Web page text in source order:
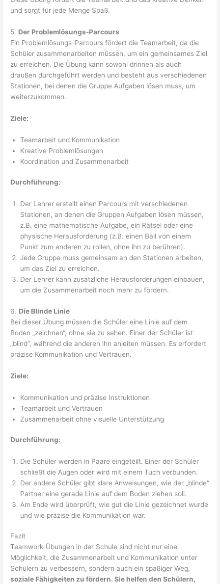
und sorgt für jede Menge Spaß.
5. Der Problemlösungs-Parcours
Ein Problemlösungs-Parcours fördert die Teamarbeit, da die
Schüler zusammenarbeiten müssen, um ein gemeinsames Ziel
zu erreichen. Die Übung kann sowohl drinnen als auch
draußen durchgeführt werden und besteht aus verschiedenen
Stationen, bei denen die Gruppe Aufgaben lösen muss, um
weiterzukommen.
Ziele:
Teamarbeit und Kommunikation
Kreative Problemlösungen
Koordination und Zusammenarbeit
Durchführung:
Der Lehrer erstellt einen Parcours mit verschiedenen
Stationen, an denen die Gruppen Aufgaben lösen müssen,
z.B. eine mathematische Aufgabe, ein Rätsel oder eine
physische Herausforderung (z.B. einen Ball von einem
Punkt zum anderen zu rollen, ohne ihn zu berühren).
Jede Gruppe muss gemeinsam an den Stationen arbeiten,
um das Ziel zu erreichen.
Der Lehrer kann zusätzliche Herausforderungen einbauen,
um die Zusammenarbeit noch mehr zu fördern.
6. Die Blinde Linie
Bei dieser Übung müssen die Schüler eine Linie auf dem
Boden „zeichnen“, ohne sie zu sehen. Einer der Schüler ist
„blind“, während die anderen ihn anleiten müssen. Es erfordert
präzise Kommunikation und Vertrauen.
Ziele:
Kommunikation und präzise Instruktionen
Teamarbeit und Vertrauen
Zusammenarbeit ohne visuelle Unterstützung
Durchführung:
Die Schüler werden in Paare eingeteilt. Einer der Schüler
schließt die Augen oder wird mit einem Tuch verbunden.
Der andere Schüler gibt klare Anweisungen, wie der „blinde“
Partner eine gerade Linie auf dem Boden ziehen soll.
Am Ende wird überprüft, wie gut die Linie gezeichnet wurde
und wie präzise die Kommunikation war.
Fazit
Teamwork-Übungen in der Schule sind nicht nur eine
Möglichkeit, die Zusammenarbeit und Kommunikation unter
Schülern zu verbessern, sondern auch ein spaßiger Weg,
soziale Fähigkeiten zu fördern. Sie helfen den Schülern,